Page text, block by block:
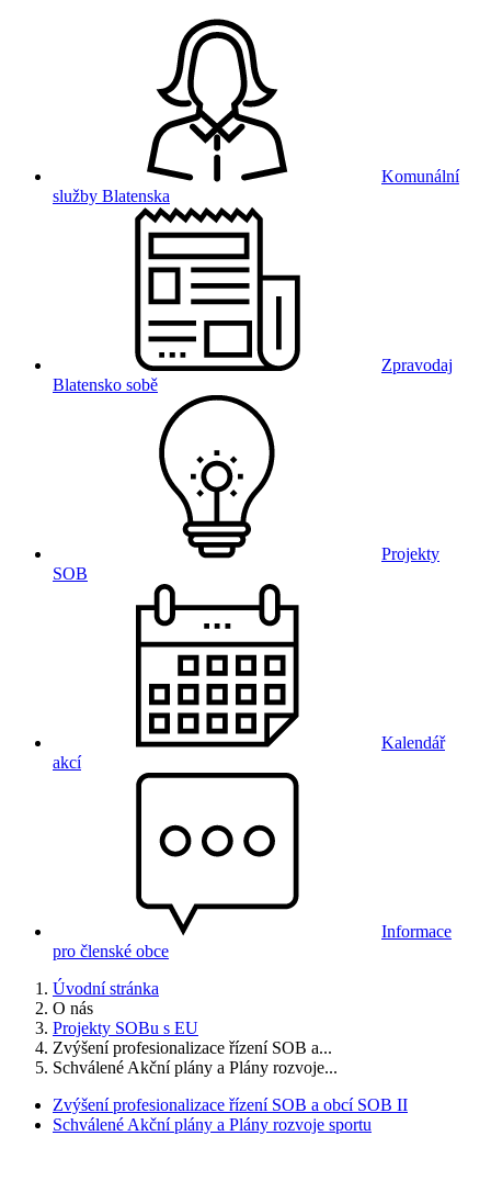
Komunální
služby Blatenska
Zpravodaj
Blatensko sobě
Projekty
SOB
Kalendář
akcí
Informace
pro členské obce
Úvodní stránka
O nás
Projekty SOBu s EU
Zvýšení profesionalizace řízení SOB a...
Schválené Akční plány a Plány rozvoje...
Zvýšení profesionalizace řízení SOB a obcí SOB II
Schválené Akční plány a Plány rozvoje sportu